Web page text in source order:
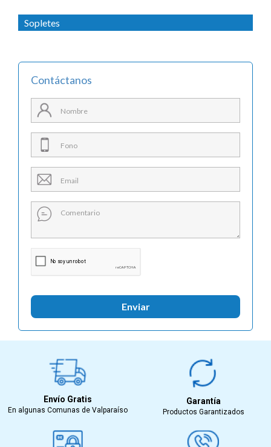
Sopletes
Contáctanos
Enviar
Envío Gratis
En algunas Comunas de Valparaíso
Garantía
Productos Garantizados